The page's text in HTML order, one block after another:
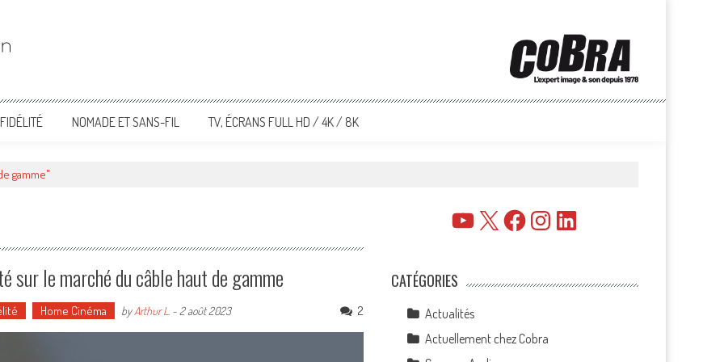
NOMADE ET SANS-FIL TV, ÉCRANS FULL HD / 4K / 8K
gamme"
sur le marché du câble haut de gamme
Home Cinéma byArthur L. - 2 août 2023 2
YouTube
X FacebookInstagramLinkedIn
CATÉGORIES
Actualités
Actuellement chez Cobra